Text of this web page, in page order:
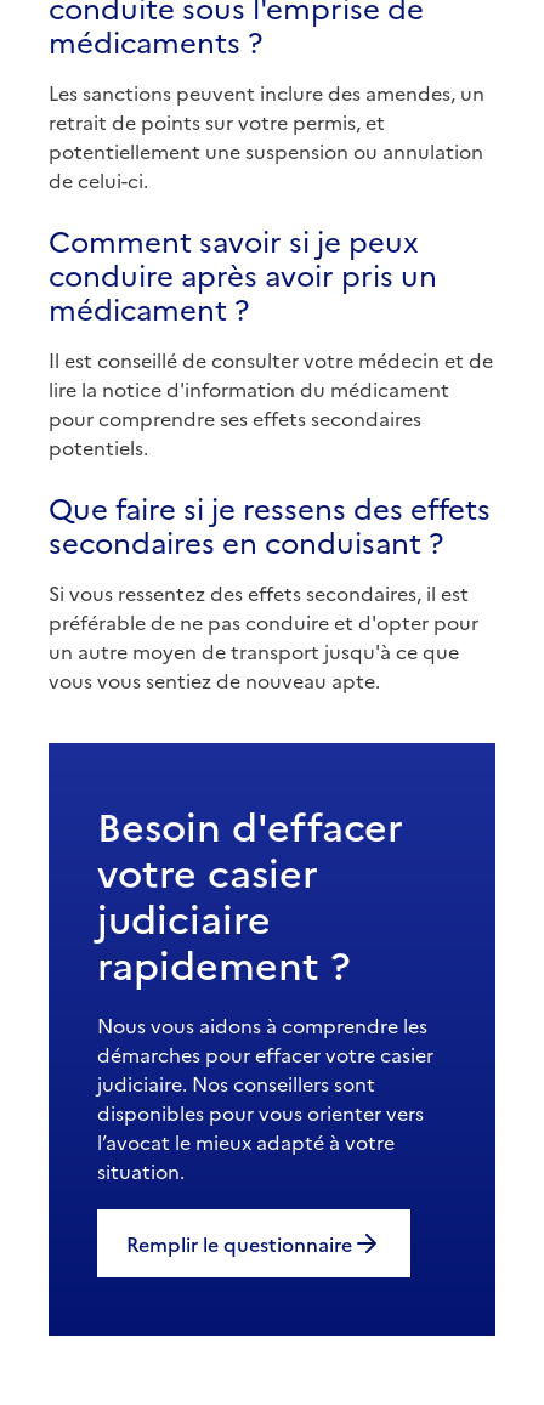
médicaments ?
Les sanctions peuvent inclure des amendes, un
retrait de points sur votre permis, et
potentiellement une suspension ou annulation
de celui-ci.
Comment savoir si je peux
conduire après avoir pris un
médicament ?
Il est conseillé de consulter votre médecin et de
lire la notice d'information du médicament
pour comprendre ses effets secondaires
potentiels.
Que faire si je ressens des effets
secondaires en conduisant ?
Si vous ressentez des effets secondaires, il est
préférable de ne pas conduire et d'opter pour
un autre moyen de transport jusqu'à ce que
vous vous sentiez de nouveau apte.
Besoin d'effacer
votre casier
judiciaire
rapidement ?
Nous vous aidons à comprendre les
démarches pour effacer votre casier
judiciaire. Nos conseillers sont
disponibles pour vous orienter vers
l’avocat le mieux adapté à votre
situation.
Remplir le questionnaire